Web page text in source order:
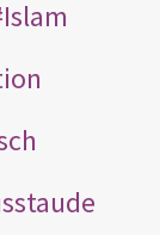
Islam